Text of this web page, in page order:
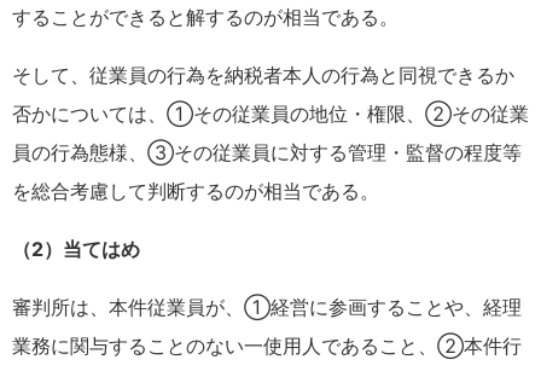
することができると解するのが相当である。
そして、従業員の行為を納税者本人の行為と同視できるか
否かについては、①その従業員の地位・権限、②その従業
員の行為態様、③その従業員に対する管理・監督の程度等
を総合考慮して判断するのが相当である。
（2）当てはめ
審判所は、本件従業員が、①経営に参画することや、経理
業務に関与することのない一使用人であること、②本件行